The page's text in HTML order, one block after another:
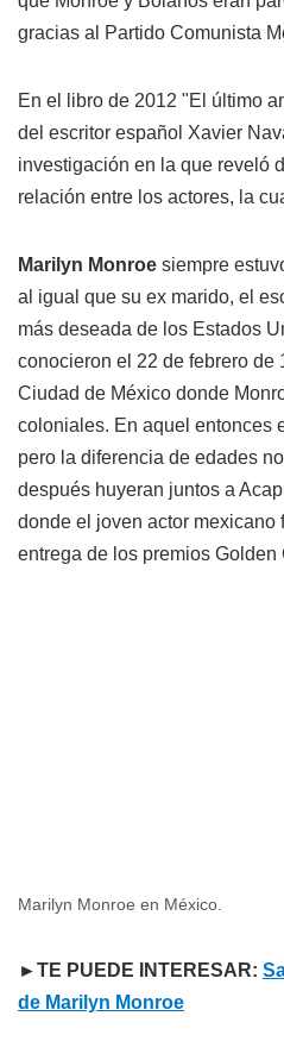
gracias al Partido Comunista
En el libro de 2012 "El último
del escritor español Xavier
investigación en la que reveló
relación entre los actores, la
Marilyn Monroe siempre
al igual que su ex marido, el
más deseada de los Estados
conocieron el 22 de febrero de
Ciudad de México donde
coloniales. En aquel entonces
pero la diferencia de edades
después huyeran juntos a
donde el joven actor mexicano
entrega de los premios Golden
Marilyn Monroe en México.
►TE PUEDE INTERESAR:
de Marilyn Monroe